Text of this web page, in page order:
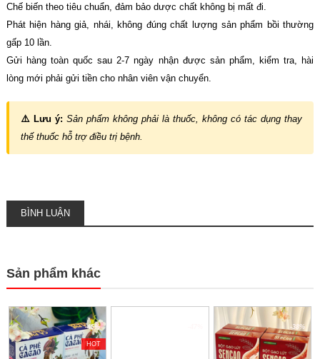
Chế biến theo tiêu chuẩn, đảm bảo dược chất không bị mất đi.
Phát hiện hàng giả, nhái, không đúng chất lượng sản phẩm bồi thường
gấp 10 lần.
Gửi hàng toàn quốc sau 2-7 ngày nhận được sản phẩm, kiểm tra, hài
lòng mới phải gửi tiền cho nhân viên vận chuyển.
⚠️ Lưu ý: Sản phẩm không phải là thuốc, không có tác dụng thay
thế thuốc hỗ trợ điều trị bệnh.
BÌNH LUẬN
Sản phẩm khác
-45%
HOT
-38%